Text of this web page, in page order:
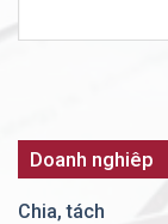
Doanh nghiêp
Chia, tách